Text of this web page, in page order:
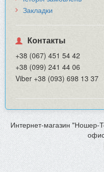
Закладки
Контакты
+38 (067) 451 54 42
+38 (099) 241 44 06
Viber +38 (093) 698 13 37
Интернет-магазин